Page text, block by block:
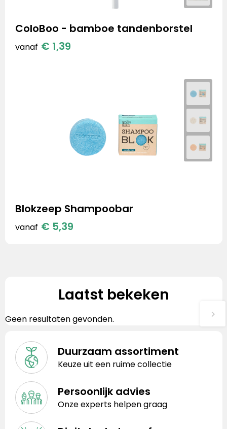
ColoBoo - bamboe tandenborstel
vanaf € 1,39
Blokzeep Shampoobar
vanaf € 5,39
Laatst bekeken
Geen resultaten gevonden.
Duurzaam assortiment
Keuze uit een ruime collectie
Persoonlijk advies
Onze experts helpen graag